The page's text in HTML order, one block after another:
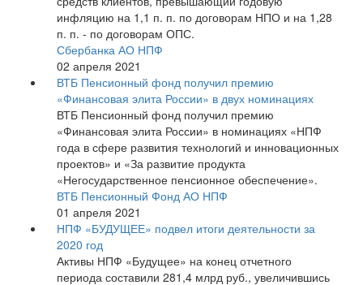
инфляцию на 1,1 п. п. по договорам НПО и на 1,28
п. п. - по договорам ОПС.
Сбербанка АО НПФ
02 апреля 2021
ВТБ Пенсионный фонд получил премию
«Финансовая элита России» в двух номинациях
ВТБ Пенсионный фонд получил премию
«Финансовая элита России» в номинациях «НПФ
года в сфере развития технологий и инновационных
проектов» и «За развитие продукта
«Негосударственное пенсионное обеспечение».
ВТБ Пенсионный Фонд АО НПФ
01 апреля 2021
НПФ «БУДУЩЕЕ» подвел итоги деятельности за
2020 год
Активы НПФ «Будущее» на конец отчетного
периода составили 281,4 млрд руб., увеличившись